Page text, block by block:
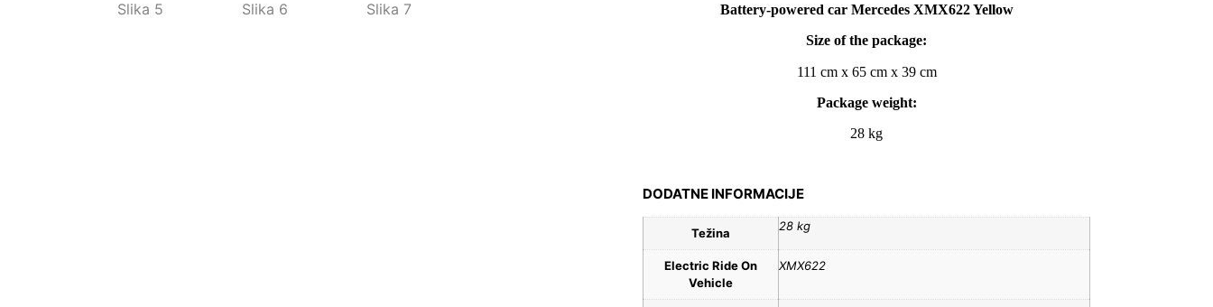
Battery-powered car Mercedes XMX622 Yellow
Size of the package:
111 cm x 65 cm x 39 cm
Package weight:
28 kg
DODATNE INFORMACIJE
Težina 28 kg
Electric Ride On
Vehicle
XMX622